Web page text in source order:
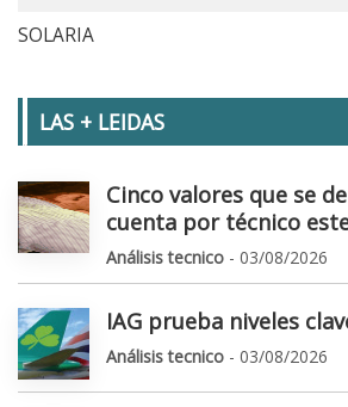
SOLARIA
LAS + LEIDAS
Cinco valores que se
cuenta por técnico
Análisis tecnico - 03/08/2026
IAG prueba niveles
Análisis tecnico - 03/08/2026